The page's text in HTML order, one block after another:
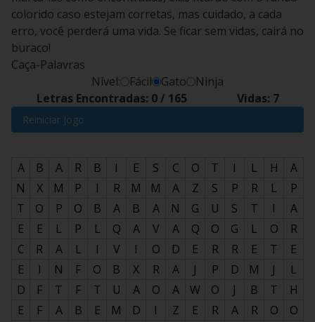
colorido caso estejam corretas, mas cuidado, a cada
erro, você perderá uma vida. Se ficar sem vidas, cairá no
buraco!
Caça-Palavras
Nível:
Fácil Gato
Ninja
Letras Encontradas: 0/ 165 Vidas: 7
Reiniciar Jogo
A B A R B I E S C O T I L H
A
N
X M P I R M M A Z S P R L
P
T
O P O B A B A N G U S T I
A
E
E L P L Q A V A Q O G L O
R
C
R A L I V I O D E R R E T
E
E
I N F O B X R A J P D M J
L
D
F T F T U A O A W O J B T
H
E
F A B E M D I Z E R A R O
O